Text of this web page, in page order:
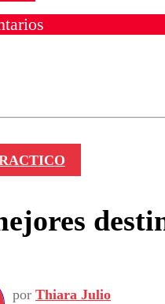
por Thiara Julio